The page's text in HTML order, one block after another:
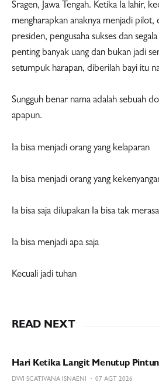
Sragen, Jawa Tengah. Ketika Ia lahir,
mengharapkan anaknya menjadi pilot,
presiden, pengusaha sukses dan
penting banyak uang dan bukan jadi
setumpuk harapan, diberilah bayi itu
Sungguh benar nama adalah sebuah
apapun.
Ia bisa menjadi orang yang kelaparan
Ia bisa menjadi orang yang
Ia bisa saja dilupakan Ia bisa tak
Ia bisa menjadi apa saja
Kecuali jadi tuhan
READ NEXT
Hari Ketika Langit Menutup
DWI SCATIVANA ISNAENI 07 AGT 2026